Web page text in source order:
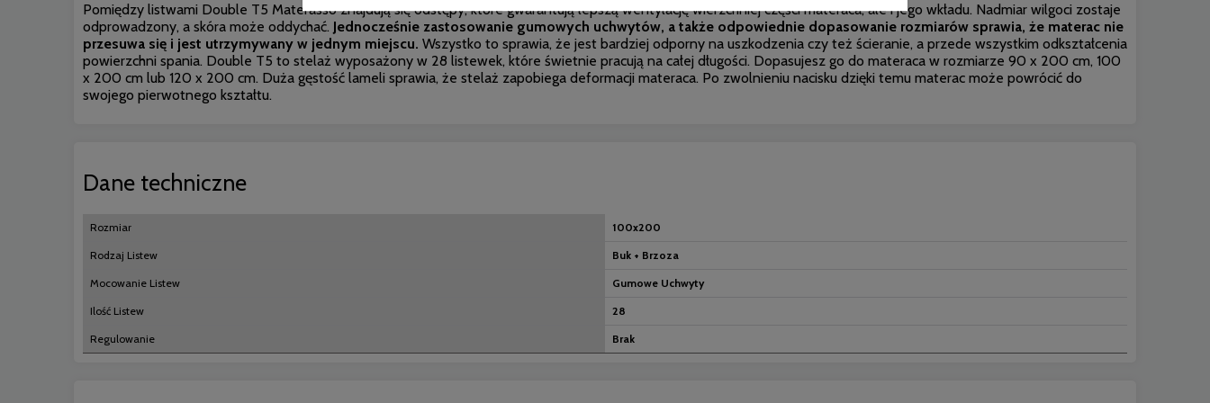
Pomiędzy listwami Double T5 Materasso znajdują się odstępy, które gwarantują lepszą wentylację wierzchniej części materaca, ale i jego wkładu. Nadmiar wilgoci zostaje
odprowadzony, a skóra może oddychać. Jednocześnie zastosowanie gumowych uchwytów, a także odpowiednie dopasowanie rozmiarów sprawia, że materac nie
przesuwa się i jest utrzymywany w jednym miejscu. Wszystko to sprawia, że jest bardziej odporny na uszkodzenia czy też ścieranie, a przede wszystkim odkształcenia
powierzchni spania. Double T5 to stelaż wyposażony w 28 listewek, które świetnie pracują na całej długości. Dopasujesz go do materaca w rozmiarze 90 x 200 cm, 100
x 200 cm lub 120 x 200 cm. Duża gęstość lameli sprawia, że stelaż zapobiega deformacji materaca. Po zwolnieniu nacisku dzięki temu materac może powrócić do
swojego pierwotnego kształtu.
Dane techniczne
Rozmiar 100x200
Rodzaj Listew Buk + Brzoza
Mocowanie Listew Gumowe Uchwyty
Ilość Listew 28
Regulowanie Brak